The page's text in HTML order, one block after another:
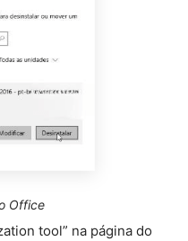
Office
tool” na página do